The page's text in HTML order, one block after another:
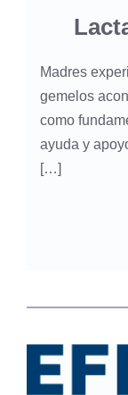
Madres
gemelos
como
ayuda y
[…]